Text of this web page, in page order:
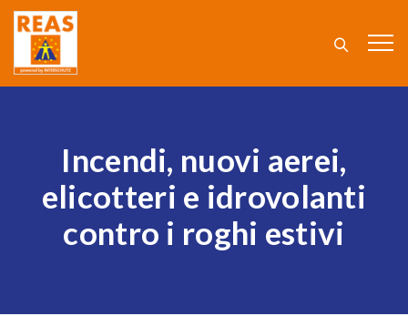
Incendi, nuovi aerei,
elicotteri e idrovolanti
contro i roghi estivi